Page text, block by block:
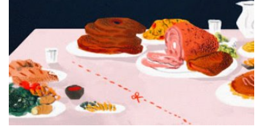
ค้นหา
SHARE TWEET LINE